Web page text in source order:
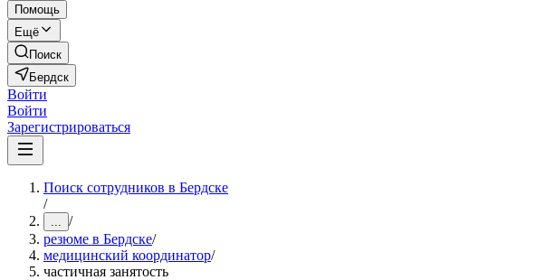
Помощь
Ещё
Поиск
Бердск
Войти
Войти
Зарегистрироваться
Поиск сотрудников в Бердске
/
... /
резюме в Бердске/
медицинский координатор/
частичная занятость